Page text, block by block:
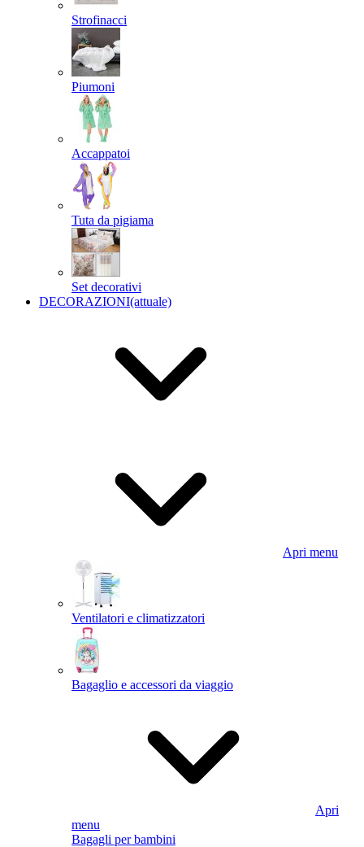
Strofinacci
Piumoni
Accappatoi
Tuta da pigiama
Set decorativi
DECORAZIONI(attuale)
Apri menu
Ventilatori e climatizzatori
Bagaglio e accessori da viaggio
Apri
menu
Bagagli per bambini